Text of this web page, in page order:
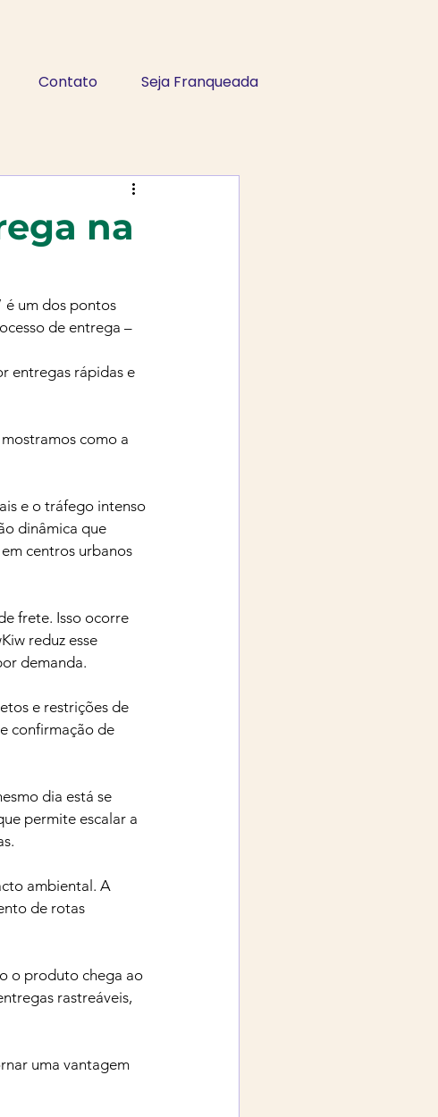
Contato Seja Franqueada
na
é um dos pontos
de entrega –
entregas rápidas e
como a
e o tráfego intenso
dinâmica que
centros urbanos
frete. Isso ocorre
reduz esse
demanda.
e restrições de
confirmação de
dia está se
permite escalar a
ambiental. A
de rotas
o produto chega ao
rastreáveis,
uma vantagem